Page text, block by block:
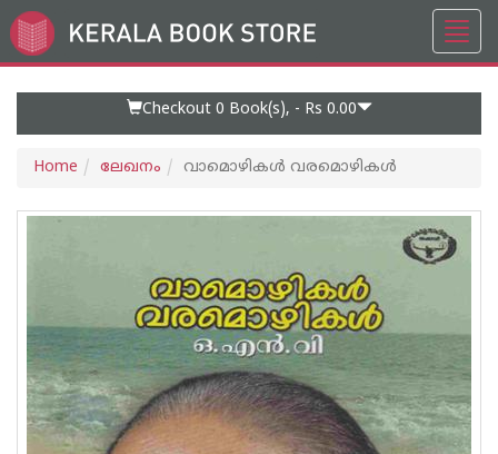
Go
to
Checkout 0 Book(s), - Rs 0.00
Home ലേഖനം വാമൊഴികള്‍ വരമൊഴികള്‍